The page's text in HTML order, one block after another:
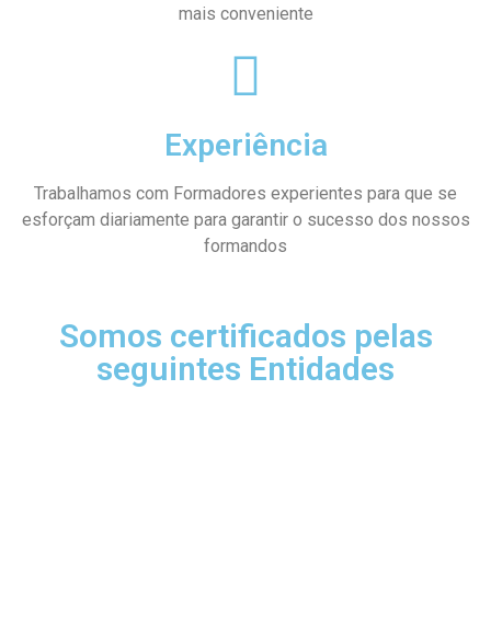
mais conveniente
Experiência
Trabalhamos com Formadores experientes para que se
esforçam diariamente para garantir o sucesso dos nossos
formandos
Somos certificados pelas
seguintes Entidades